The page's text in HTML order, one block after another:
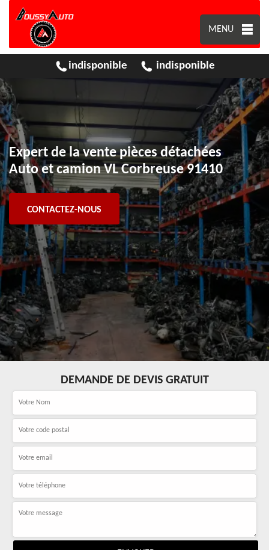
MENU
indisponible indisponible
Expert de la vente pièces détachées
Auto et camion VL Corbreuse 91410
CONTACTEZ-NOUS
DEMANDE DE DEVIS GRATUIT